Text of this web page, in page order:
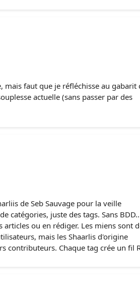
mais faut que je réfléchisse au gabarit
actuelle (sans passer par des
de Seb Sauvage pour la veille
catégories, juste des tags. Sans BDD..
articles ou en rédiger. Les miens sont
mais les Shaarlis d'origine
contributeurs. Chaque tag crée un fil